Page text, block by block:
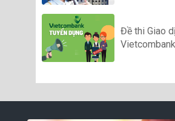
Đề thi Giao